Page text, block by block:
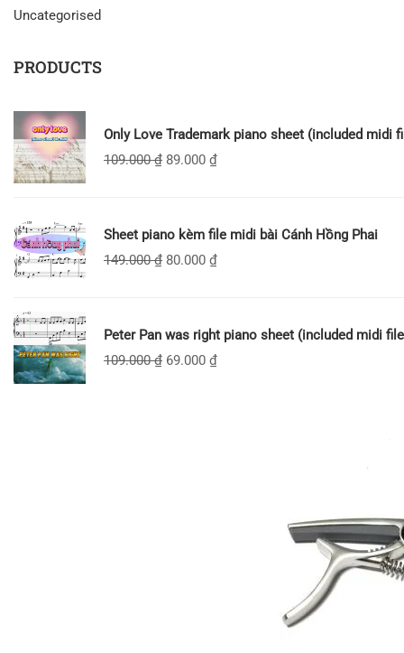
Uncategorised
PRODUCTS
Only Love Trademark piano sheet (included midi
109.000₫ 89.000 ₫
Sheet piano kèm file midi bài Cánh Hồng Phai
149.000₫ 80.000 ₫
Peter Pan was right piano sheet (included midi
109.000₫ 69.000 ₫